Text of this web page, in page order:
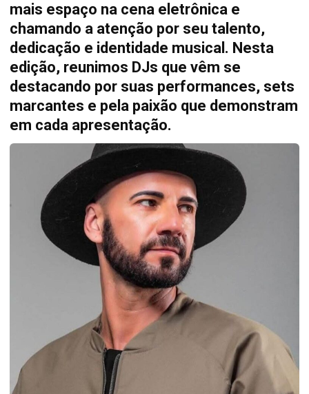
mais espaço na cena eletrônica e
chamando a atenção por seu talento,
dedicação e identidade musical. Nesta
edição, reunimos DJs que vêm se
destacando por suas performances, sets
marcantes e pela paixão que demonstram
em cada apresentação.